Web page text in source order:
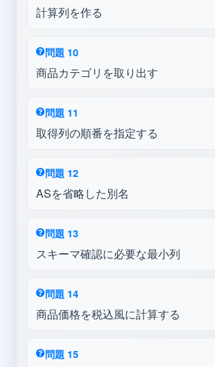
計算列を作る
問題 10
商品カテゴリを取り出す
問題 11
取得列の順番を指定する
問題 12
ASを省略した別名
問題 13
スキーマ確認に必要な最小列
問題 14
商品価格を税込風に計算する
問題 15